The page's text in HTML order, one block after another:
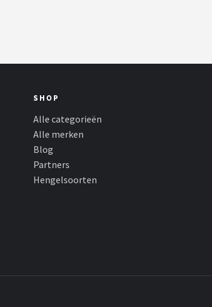
SHOP
Alle categorieën
Alle merken
Blog
Partners
Hengelsoorten